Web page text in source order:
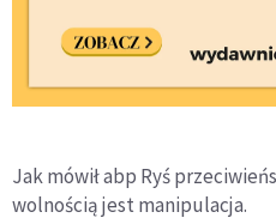
Jak mówił abp Ryś
wolnością jest manipulacja.